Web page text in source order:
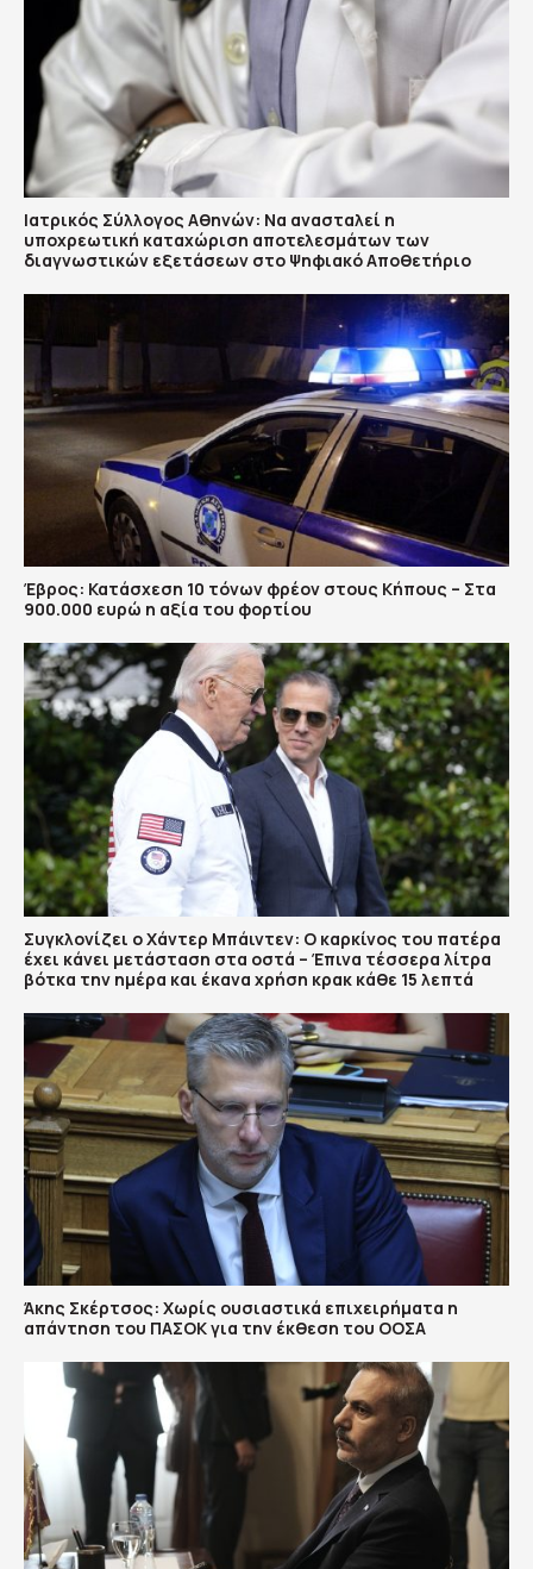
Ιατρικός Σύλλογος Αθηνών: Να ανασταλεί η
υποχρεωτική καταχώριση αποτελεσμάτων των
διαγνωστικών εξετάσεων στο Ψηφιακό Αποθετήριο
Έβρος: Κατάσχεση 10 τόνων φρέον στους Κήπους – Στα
900.000 ευρώ η αξία του φορτίου
Συγκλονίζει ο Χάντερ Μπάιντεν: Ο καρκίνος του πατέρα
έχει κάνει μετάσταση στα οστά – Έπινα τέσσερα λίτρα
βότκα την ημέρα και έκανα χρήση κρακ κάθε 15 λεπτά
Άκης Σκέρτσος: Χωρίς ουσιαστικά επιχειρήματα η
απάντηση του ΠΑΣΟΚ για την έκθεση του ΟΟΣΑ